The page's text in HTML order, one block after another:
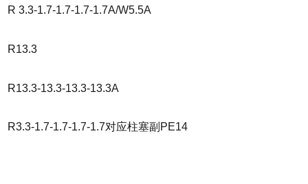
R 3.3-1.7-1.7-1.7-1.7A/W5.5A
R13.3
R13.3-13.3-13.3-13.3A
R3.3-1.7-1.7-1.7-1.7对应柱塞副PE14